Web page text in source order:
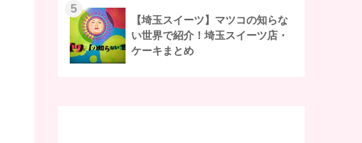
5
【埼玉スイーツ】マツコの知らな
い世界で紹介！埼玉スイーツ店・
ケーキまとめ